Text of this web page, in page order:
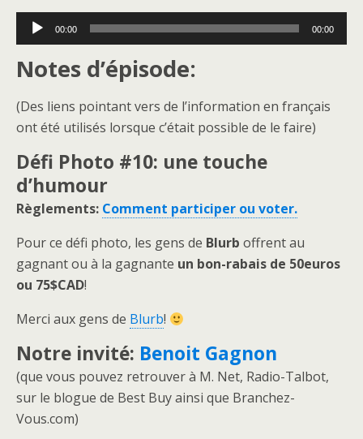
Lecteur
audio
00:00 00:00
Notes d’épisode:
(Des liens pointant vers de l’information en français
ont été utilisés lorsque c’était possible de le faire)
Défi Photo #10: une touche
d’humour
Règlements: Comment participer ou voter.
Pour ce défi photo, les gens de Blurb offrent au
gagnant ou à la gagnante un bon-rabais de 50euros
ou 75$CAD!
Merci aux gens de Blurb!
Notre invité: Benoit Gagnon
(que vous pouvez retrouver à M. Net, Radio-Talbot,
sur le blogue de Best Buy ainsi que Branchez-
Vous.com)